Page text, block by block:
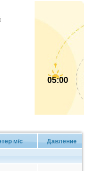
05:00
м/с Давление